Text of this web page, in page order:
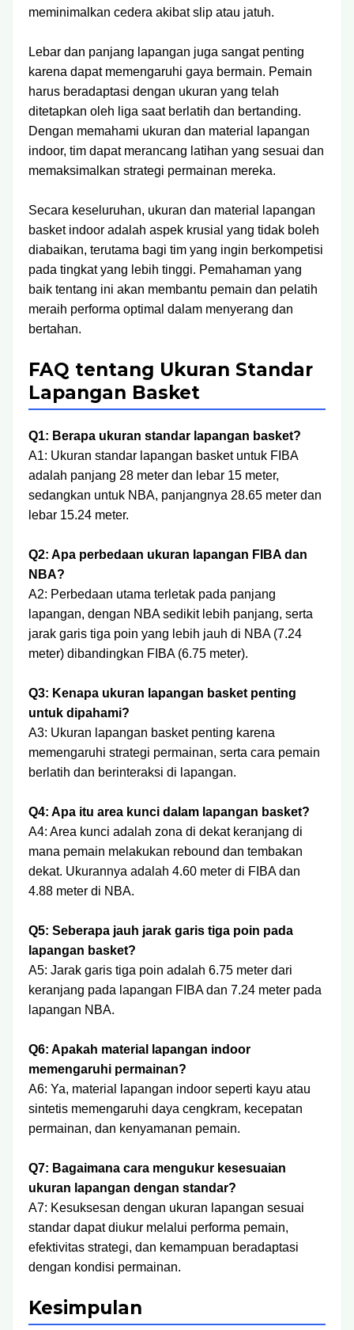
meminimalkan cedera akibat slip atau jatuh.
Lebar dan panjang lapangan juga sangat penting
karena dapat memengaruhi gaya bermain. Pemain
harus beradaptasi dengan ukuran yang telah
ditetapkan oleh liga saat berlatih dan bertanding.
Dengan memahami ukuran dan material lapangan
indoor, tim dapat merancang latihan yang sesuai dan
memaksimalkan strategi permainan mereka.
Secara keseluruhan, ukuran dan material lapangan
basket indoor adalah aspek krusial yang tidak boleh
diabaikan, terutama bagi tim yang ingin berkompetisi
pada tingkat yang lebih tinggi. Pemahaman yang
baik tentang ini akan membantu pemain dan pelatih
meraih performa optimal dalam menyerang dan
bertahan.
FAQ tentang Ukuran Standar
Lapangan Basket
Q1: Berapa ukuran standar lapangan basket?
A1: Ukuran standar lapangan basket untuk FIBA
adalah panjang 28 meter dan lebar 15 meter,
sedangkan untuk NBA, panjangnya 28.65 meter dan
lebar 15.24 meter.
Q2: Apa perbedaan ukuran lapangan FIBA dan
NBA?
A2: Perbedaan utama terletak pada panjang
lapangan, dengan NBA sedikit lebih panjang, serta
jarak garis tiga poin yang lebih jauh di NBA (7.24
meter) dibandingkan FIBA (6.75 meter).
Q3: Kenapa ukuran lapangan basket penting
untuk dipahami?
A3: Ukuran lapangan basket penting karena
memengaruhi strategi permainan, serta cara pemain
berlatih dan berinteraksi di lapangan.
Q4: Apa itu area kunci dalam lapangan basket?
A4: Area kunci adalah zona di dekat keranjang di
mana pemain melakukan rebound dan tembakan
dekat. Ukurannya adalah 4.60 meter di FIBA dan
4.88 meter di NBA.
Q5: Seberapa jauh jarak garis tiga poin pada
lapangan basket?
A5: Jarak garis tiga poin adalah 6.75 meter dari
keranjang pada lapangan FIBA dan 7.24 meter pada
lapangan NBA.
Q6: Apakah material lapangan indoor
memengaruhi permainan?
A6: Ya, material lapangan indoor seperti kayu atau
sintetis memengaruhi daya cengkram, kecepatan
permainan, dan kenyamanan pemain.
Q7: Bagaimana cara mengukur kesesuaian
ukuran lapangan dengan standar?
A7: Kesuksesan dengan ukuran lapangan sesuai
standar dapat diukur melalui performa pemain,
efektivitas strategi, dan kemampuan beradaptasi
dengan kondisi permainan.
Kesimpulan